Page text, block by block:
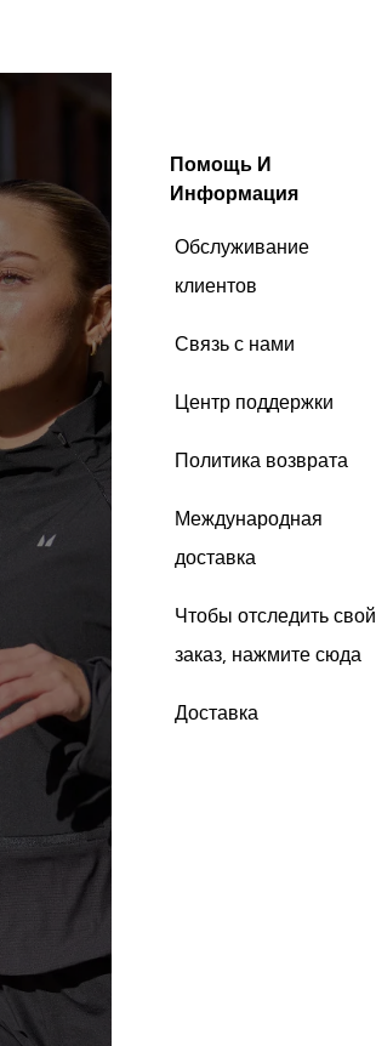
Помощь И
Информация
Обслуживание
клиентов
Связь с нами
Центр поддержки
Политика возврата
Международная
доставка
Чтобы отследить свой
заказ, нажмите сюда
Доставка